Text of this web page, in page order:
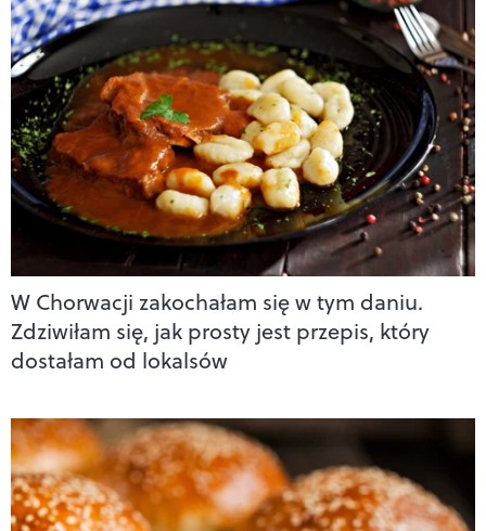
W Chorwacji zakochałam się w tym daniu.
Zdziwiłam się, jak prosty jest przepis, który
dostałam od lokalsów